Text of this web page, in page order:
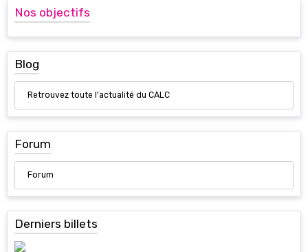
Nos objectifs
Blog
Retrouvez toute l'actualité du CALC
Forum
Forum
Derniers billets